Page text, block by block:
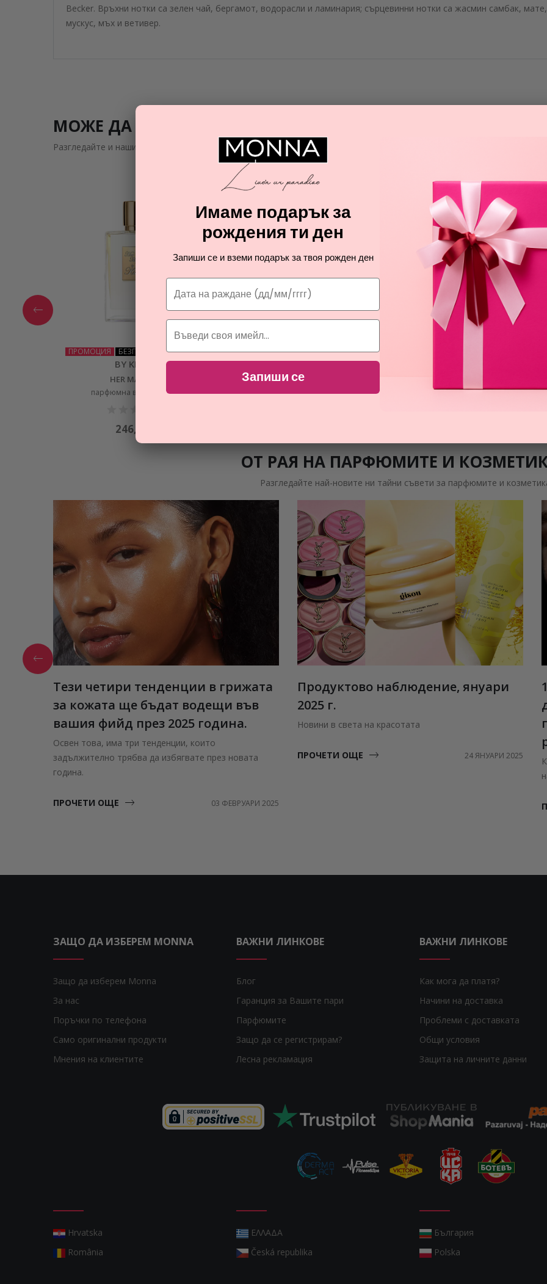
Becker. Връхни нотки са зелен чай, бергамот, водорасли и ламинария; сърцевинни нотки са жасмин самбак,
мускус, мъх и ветивер.
МОЖЕ ДА ВИ ЗАИНТРИГУВА
Разгледайте и нашите подобни предложения
ПРОМОЦИЯ БЕЗПЛАТНА ДОСТАВКА
BY KILIAN
HER MAJESTY
парфюмна вода унисекс
246,00
БЕЗПЛАТНА ДОСТАВКА
BY KILIAN
ANGELS' SHARE PARADIS
парфюмна вода унисекс парфюмна вода унисекс
ОТ РАЯ НА ПАРФЮМИТЕ И
Разгледайте най-новите ни тайни съвети за парфюмите и
Тези четири тенденции в грижата
за кожата ще бъдат водещи във
вашия фийд през 2025 година.
Освен това, има три тенденции, които
задължително трябва да избягвате през новата
година.
ПРОЧЕТИ ОЩЕ 03 ФЕВРУАРИ 2025
Продуктово наблюдение, януари
2025 г.
Новини в света на красотата
ПРОЧЕТИ ОЩЕ 24 ЯНУАРИ 2025
ЗАЩО ДА ИЗБЕРЕМ MONNA
Защо да изберем Monna
За нас
Поръчки по телефона
Само оригинални продукти
Мнения на клиентите
ВАЖНИ ЛИНКОВЕ
Блог
Гаранция за Вашите пари
Парфюмите
Защо да се регистрирам?
Лесна рекламация
ВАЖНИ ЛИНКОВЕ
Как мога да платя?
Начини на доставка
Проблеми с доставката
Общи условия
Защита на личните данни
Hrvatska
România
ΕΛΛΑΔΑ
Česká republika
България
Polska
Имаме подарък за
рождения ти ден
Запиши се и вземи подарък за твоя рожден ден
Запиши се